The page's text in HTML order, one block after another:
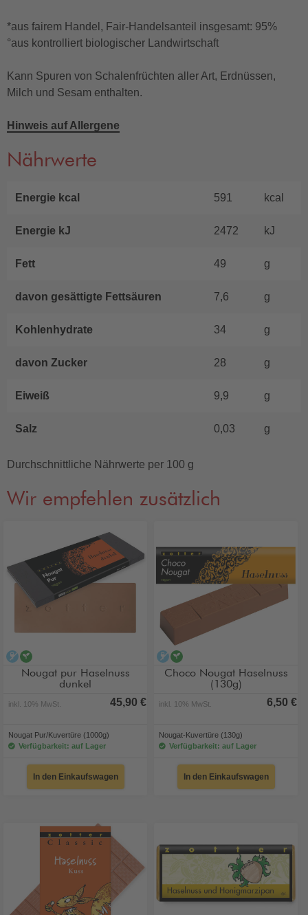
*aus fairem Handel, Fair-Handelsanteil insgesamt: 95%
°aus kontrolliert biologischer Landwirtschaft
Kann Spuren von Schalenfrüchten aller Art, Erdnüssen,
Milch und Sesam enthalten.
Hinweis auf Allergene
Nährwerte
Energie kcal 591 kcal
Energie kJ 2472 kJ
Fett 49 g
davon gesättigte Fettsäuren 7,6 g
Kohlenhydrate 34 g
davon Zucker 28 g
Eiweiß 9,9 g
Salz 0,03 g
Durchschnittliche Nährwerte per 100 g
Wir empfehlen zusätzlich
alkoholfrei
Nougat pur Haselnuss
dunkel
inkl. 10% MwSt. 45,90 €
Nougat Pur/Kuvertüre (1000g)
Verfügbarkeit: auf Lager
In den Einkaufswagen
alkoholfrei
Choco Nougat Haselnuss
(130g)
inkl. 10% MwSt. 6,50 €
Nougat-Kuvertüre (130g)
Verfügbarkeit: auf Lager
In den Einkaufswagen